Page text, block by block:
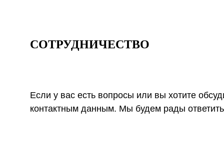
СОТРУДНИЧЕСТВО
Если у вас есть вопросы или вы хотите
контактным данным. Мы будем рады